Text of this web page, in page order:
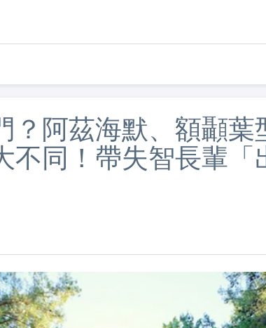
？阿茲海默、額顳葉
不同！帶失智長輩「